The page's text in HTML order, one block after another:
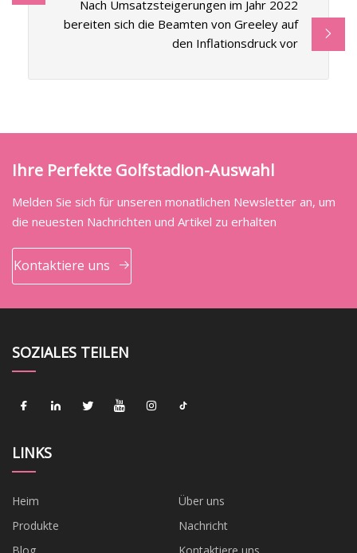
Nach Umsatzsteigerungen im Jahr 2022
bereiten sich die Beamten von Greeley auf
den Inflationsdruck vor
Ihre Perfekte Golfstadion-Auswahl
Melden Sie sich für unseren monatlichen Newsletter an, um
die neuesten Nachrichten und Artikel zu erhalten
Kontaktiere uns
SOZIALES TEILEN
LINKS
Heim
Über uns
Produkte
Nachricht
Blog
Kontaktiere uns